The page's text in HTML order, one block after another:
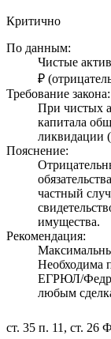
Критично
По данным:
Чистые
₽
Требование закона:
При чистых
капитала
ликвидации
Пояснение:
частный
имущества.
Рекомендация:
Необходима
ЕГРЮЛ/
любым
ст. 35 п. 11, ст. 26